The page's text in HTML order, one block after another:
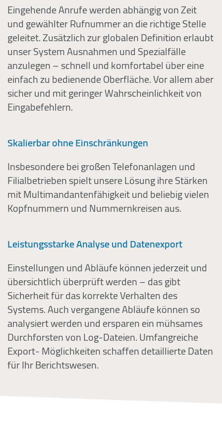
Eingehende Anrufe werden abhängig von Zeit
und gewählter Rufnummer an die richtige Stelle
geleitet. Zusätzlich zur globalen Definition erlaubt
unser System Ausnahmen und Spezialfälle
anzulegen – schnell und komfortabel über eine
einfach zu bedienende Oberfläche. Vor allem aber
sicher und mit geringer Wahrscheinlichkeit von
Eingabefehlern.
Skalierbar ohne Einschränkungen
Insbesondere bei großen Telefonanlagen und
Filialbetrieben spielt unsere Lösung ihre Stärken
mit Multimandantenfähigkeit und beliebig vielen
Kopfnummern und Nummernkreisen aus.
Leistungsstarke Analyse und Datenexport
Einstellungen und Abläufe können jederzeit und
übersichtlich überprüft werden – das gibt
Sicherheit für das korrekte Verhalten des
Systems. Auch vergangene Abläufe können so
analysiert werden und ersparen ein mühsames
Durchforsten von Log-Dateien. Umfangreiche
Export- Möglichkeiten schaffen detaillierte Daten
für Ihr Berichtswesen.